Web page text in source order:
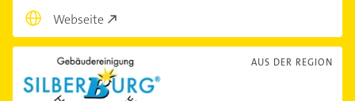
Webseite
AUS DER REGION